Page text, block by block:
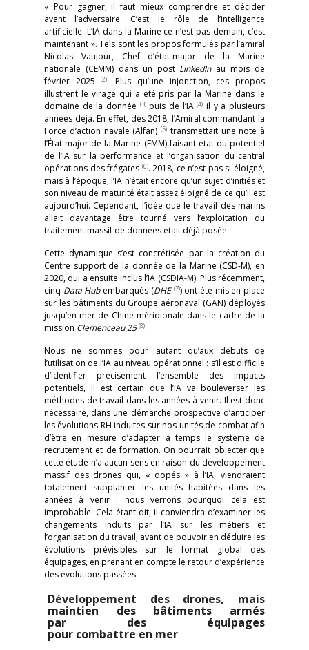
« Pour gagner, il faut mieux comprendre et décider
avant l’adversaire. C’est le rôle de l’intelligence
artificielle. L’IA dans la Marine ce n’est pas demain, c’est
maintenant ». Tels sont les propos formulés par l’amiral
Nicolas Vaujour, Chef d’état-major de la Marine
nationale (CEMM) dans un post LinkedInau mois de
février 2025(2). Plus qu’une injonction, ces propos
illustrent le virage qui a été pris par la Marine dans le
domaine de la donnée (3)puis de l’IA(4) il y a plusieurs
années déjà. En effet, dès 2018, l’Amiral commandant la
Force d’action navale (Alfan) (5) transmettait une note à
l’État-major de la Marine (EMM) faisant état du potentiel
de l’IA sur la performance et l’organisation du central
opérations des frégates (6). 2018, ce n’est pas si éloigné,
mais à l’époque, l’IA n’était encore qu’un sujet d’initiés et
son niveau de maturité était assez éloigné de ce qu’il est
aujourd’hui. Cependant, l’idée que le travail des marins
allait davantage être tourné vers l’exploitation du
traitement massif de données était déjà posée.
Cette dynamique s’est concrétisée par la création du
Centre support de la donnée de la Marine (CSD-M), en
2020, qui a ensuite inclus l’IA (CSDIA-M). Plus récemment,
cinq Data Hubembarqués (DHE (7)) ont été mis en place
sur les bâtiments du Groupe aéronaval (GAN) déployés
jusqu’en mer de Chine méridionale dans le cadre de la
mission Clemenceau 25 (8).
Nous ne sommes pour autant qu’aux débuts de
l’utilisation de l’IA au niveau opérationnel : s’il est difficile
d’identifier précisément l’ensemble des impacts
potentiels, il est certain que l’IA va bouleverser les
méthodes de travail dans les années à venir. Il est donc
nécessaire, dans une démarche prospective d’anticiper
les évolutions RH induites sur nos unités de combat afin
d’être en mesure d’adapter à temps le système de
recrutement et de formation. On pourrait objecter que
cette étude n’a aucun sens en raison du développement
massif des drones qui, « dopés » à l’IA, viendraient
totalement supplanter les unités habitées dans les
années à venir : nous verrons pourquoi cela est
improbable. Cela étant dit, il conviendra d’examiner les
changements induits par l’IA sur les métiers et
l’organisation du travail, avant de pouvoir en déduire les
évolutions prévisibles sur le format global des
équipages, en prenant en compte le retour d’expérience
des évolutions passées.
Développement des drones, mais
maintien des bâtiments armés
par des équipages
pour combattre en mer